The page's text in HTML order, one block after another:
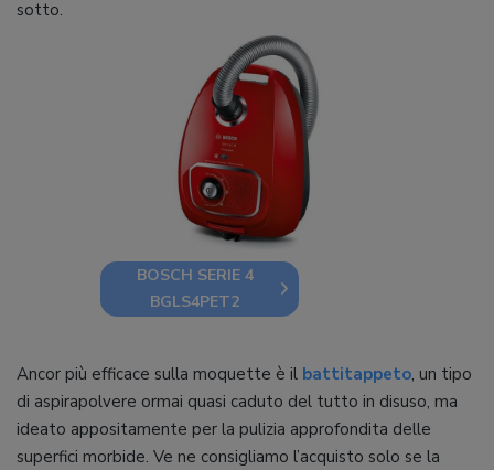
sotto.
BOSCH SERIE 4
BGLS4PET2
Ancor più efficace sulla moquette è il battitappeto, un tipo
di aspirapolvere ormai quasi caduto del tutto in disuso, ma
ideato appositamente per la pulizia approfondita delle
superfici morbide. Ve ne consigliamo l’acquisto solo se la